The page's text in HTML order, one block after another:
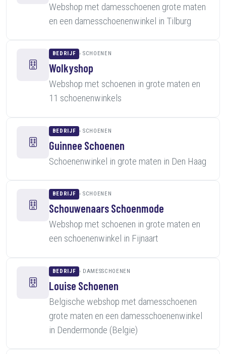
Webshop met damesschoenen grote maten
en een damesschoenenwinkel in Tilburg
BEDRIJF SCHOENEN
Wolkyshop
Webshop met schoenen in grote maten en
11 schoenenwinkels
BEDRIJF SCHOENEN
Guinnee Schoenen
Schoenenwinkel in grote maten in Den Haag
BEDRIJF SCHOENEN
Schouwenaars Schoenmode
Webshop met schoenen in grote maten en
een schoenenwinkel in Fijnaart
BEDRIJF DAMESSCHOENEN
Louise Schoenen
Belgische webshop met damesschoenen
grote maten en een damesschoenenwinkel
in Dendermonde (Belgie)